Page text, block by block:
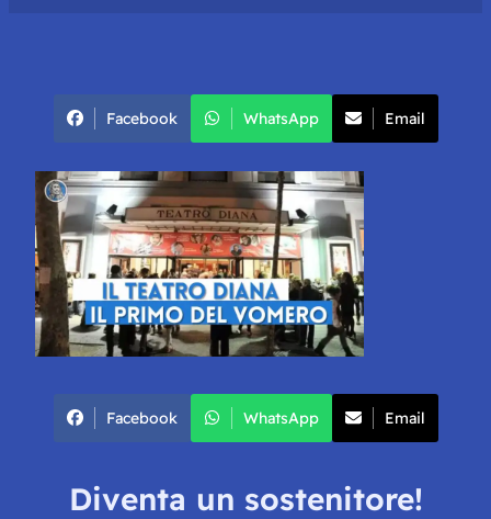
Facebook WhatsApp Email
Facebook WhatsApp Email
Diventa un sostenitore!